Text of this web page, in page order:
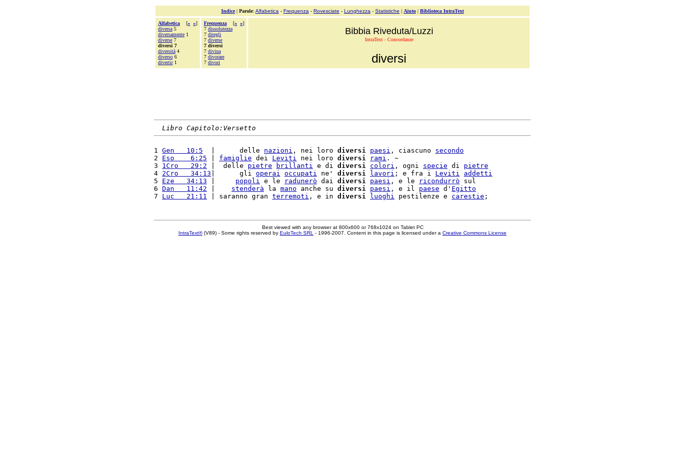
Indice| Parole: Alfabetica - Frequenza - Rovesciate - Lunghezza - Statistiche | Aiuto | Biblioteca IntraText
Alfabetica [« »]
diversa 5
diversamente 1
diverse 7
diversi 7
diversità 4
diverso 6
divertir1
Frequenza [« »]
7 dissolutezza
7 ditegli
7 diverse
7 diversi
7 divina
7 divorare
7 divori
Bibbia Riveduta/Luzzi
IntraText - Concordanze
diversi
Libro Capitolo:Versetto
1 Gen   10:5
  |      delle
nazioni , nei loro diversi paesi , ciascuno secondo
2 Eso    6:25 famiglie dei Leviti nei loro diversi rami . ~
3 1Cro   29:2 |  delle pietre brillanti e di diversi colori , ogni specie di pietre
4 2Cro   34:13 |      gli operai occupati ne' diversi lavori ; e fra i Leviti
addetti
5 Eze   34:13 popoli e le radunerò dai diversi paesi , e le ricondurrò sul
6 Dan   11:42 stenderà la mano anche su diversi paesi , e il paese d' Egitto
7 Luc   21:11 | saranno gran terremoti , e in diversi luoghi pestilenze e carestie
Best viewed with any browser at 800x600 or 768x1024 on Tablet PC
IntraText®(V89) - Some rights reserved by EuloTech SRL - 1996-2007. Content in this page is licensed under a Creative Commons License